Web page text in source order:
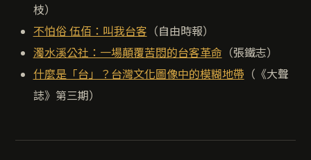
枝）
不怕俗 伍佰：叫我台客 （自由時報）
濁水溪公社：一場顛覆苦悶的台客革命 （張鐵志）
什麼是「台」？台灣文化圖像中的模糊地帶 （《大聲
誌》第三期）